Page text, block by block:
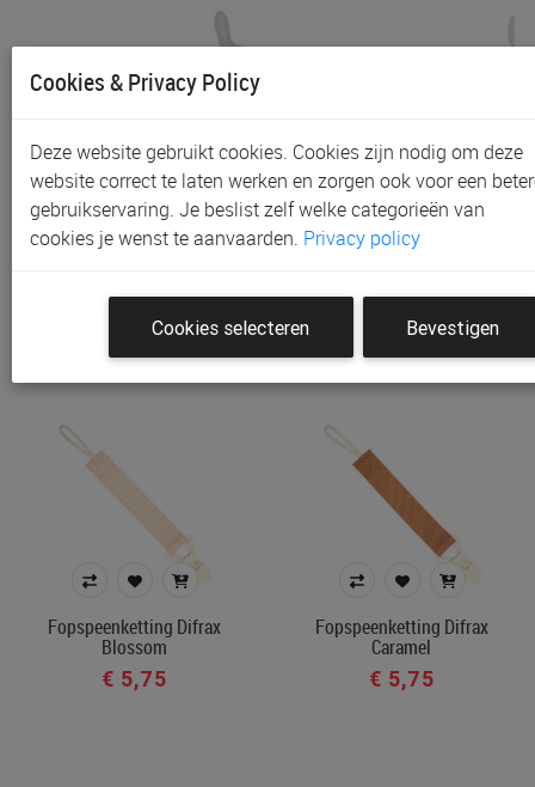
Fopspeen Difrax Dental 0-
6M, Ster | Glow In The Da…
Fopspeen Difrax Natural
0-6M, Ster | Glow In The…
Fopspeenketting Difrax
Blossom
€ 5,75
Fopspeenketting Difrax
Caramel
€ 5,75
Cookies & Privacy Policy
Deze website gebruikt cookies. Cookies zijn nodig om deze
website correct te laten werken en zorgen ook voor een
gebruikservaring. Je beslist zelf welke categorieën van
cookies je wenst te aanvaarden. Privacy policy
Cookies selecteren Bevestigen